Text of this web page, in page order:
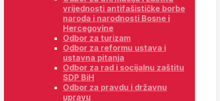
vrijednosti antifašističke borbe
naroda i narodnosti Bosne i
Hercegovine
Odbor za turizam
Odbor za reformu ustava i
ustavna pitanja
Odbor za rad i socijalnu zaštitu
SDP BiH
Odbor za pravdu i državnu
upravu